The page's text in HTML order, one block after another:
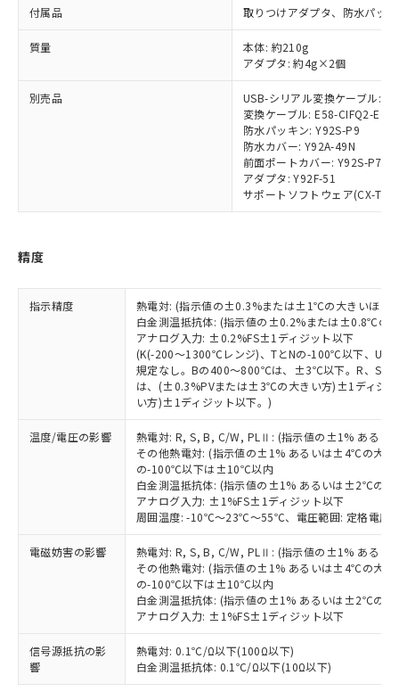
付属品 取りつけアダプタ、防水パッ
質量
本体: 約210g
アダプタ: 約4g×2個
別売品
USB-シリアル変換ケーブル:
変換ケーブル: E58-CIFQ2-E
防水パッキン: Y92S-P9
防水カバー: Y92A-49N
前面ポートカバー: Y92S-P7
アダプタ: Y92F-51
サポートソフトウェア(CX-
精度
指示精度
熱電対: (指示値の±0.3%または±1℃の大きいほう
白金測温抵抗体: (指示値の±0.2%または±0.8℃の
アナログ入力: ±0.2%FS±1ディジット以下
(K(-200～1300℃レンジ)、TとNの-100℃以下、U
規定なし。Bの400～800℃は、±3℃以下。R、S
は、(±0.3%PVまたは±3℃の大きい方)±1ディジ
い方)±1ディジット以下。)
温度/電圧の影響
熱電対: R, S, B, C/W, PLⅡ: (指示値の±1% ある
その他熱電対: (指示値の±1% あるいは±4℃の大き
の-100℃以下は±10℃以内
白金測温抵抗体: (指示値の±1% あるいは±2℃の大
アナログ入力: ±1%FS±1ディジット以下
周囲温度: -10℃～23℃～55℃、電圧範囲: 定格電圧
電磁妨害の影響
熱電対: R, S, B, C/W, PLⅡ: (指示値の±1% ある
その他熱電対: (指示値の±1% あるいは±4℃の大き
の-100℃以下は±10℃以内
白金測温抵抗体: (指示値の±1% あるいは±2℃の大
アナログ入力: ±1%FS±1ディジット以下
信号源抵抗の影
響
熱電対: 0.1℃/Ω以下(100Ω以下)
白金測温抵抗体: 0.1℃/Ω以下(10Ω以下)
本サービスは、当社制御機器事業取扱
商品の当社在庫状況および標準価格
(税抜)を提供させていただくもので
当社制御機器事業取扱商品の中には、
本サービスの対象外となる商品もある
ことをご了承ください。
在庫状況および標準価格照会結果は、
記載している更新日時点での社内デー
タに基づき作成されるものであり、閲
覧された時点での実際の在庫および標
ムロン制御機器販売店・当社販売員に
ご相談ください。
オムロン制御機器販売店や当社販売拠
点は「販売ネットワーク
」をご確認
ください。
在庫状況および標準価格結果を当社の
事前の承諾なく第三者に漏洩または開
示しないようお願いします。
マイパーツ機能（部品リスト作成サー
ビス）をご利用いただくには、I-Web
メンバーズにご登録されている必要が
あります。
お客様が当ウェブサイト上で当社にご
登録された部品リストについて、当社
および当社の共同利用者が、当社の製
品・サービスに関するお客様との取
引・商談に必要な範囲で利用すること
をご了承ください。
※当社の共同利用者とは、"個人情報
の共同利用に関して"
の「1.共同利
用者の範囲」に記載されている法人を
指します。
調査・確認中：EU RoHS指令（10物質）の
非含有の対応状況を調査中または確認中の
非該当品：ライセンス料など無形物で、有
害物質有無と関係のない商品です。
仕入先様の事情により、非含有部品として
いたものが、含有品と判明した場合などや
むを得ず変更することがあります。
鉛(Pb) 1000ppm以下、 水銀(Hg) 1000ppm以下、 カド
六価クロム(Cr(Ⅵ)) 1000ppm以下、ポリ臭化ビフェニル
但し、RoHS指令で産業用監視および制御機器に対する
適用除外項目は除く。
フタル酸エステル類の４物質については閾値を超える意
図的な使用がないことを確認しています。
※2 対応予定月
部品在庫の切り替え状況などにより、予定
月が前後することがあります。
※3 非含有証明書ダウンロード
下記の非含有証明書をダウンロードするこ
とができます。
EU RoHS指令（10物質）の非含有証明書
51物質の非含有証明書（当社基準）
※本証明書は発行日時点で非含有を証明す
るもので、過去に遡って非含有を証明する
「○」：最大均質材料含有率が中国RoHSの
基準値以下であることを示します。
「×」：最大均質材料含有率が中国RoHSの
基準値を超えていることを示します。
「－」：未確認です。当社販売部門へお問
*中国RoHS10物質の基準値 (GB/T26572)：
イソブチル) : 1000ppm、 BBP(フタル酸ブチルベンジ
ル) : 1000ppm、
DEHP(フタル酸ビス(2-エチルヘキシル)) : 1000ppm
※2 環境保護使用期限
「ｅ」：有害物質（10物質）のすべてが基
準値以下であることを示します。
「10」：通常の使用状況下において有害物
質が外部に漏えいし、環境に深刻な影響を
及ぼさない年数を意味します。
「－」：未確認です。当社販売部門へお問
い合わせください。
当社は、これら貴社製品のうち、外国
為替および外国貿易法に定める商品
（以下｢規制貨物等」という）を輸出
または国外への提供する場合は、日本
国政府の輸出許可(または役務取引許
可)を取得するなどの必要な手続きを
いよう必要な手段を講じます。
当社は貴社製品を、核兵器、ミサイ
ル、化学兵器、生物兵器またはその他
武器並びにこれらの製造装置等に一切
使用いたしません。
当社は、貴社製品を第三者に販売する
場合は、上記1、2および3の内容を当
該第三者に通知します。また当社は、
販売先および販売に係わる関係者が違
法に輸出するおそれがある場合は、取
り引きをいたしません。
合意する キャンセル
△ 一定数には満たないが在庫あり
在庫なし(最新の在庫状況につ
いては、お客様のお取引先、ま
たはお客様担当のオムロン制御
機器販売店・当社販売員にご確
認ください)
受注生産機種、また在庫状況の
情報を公開していない機種